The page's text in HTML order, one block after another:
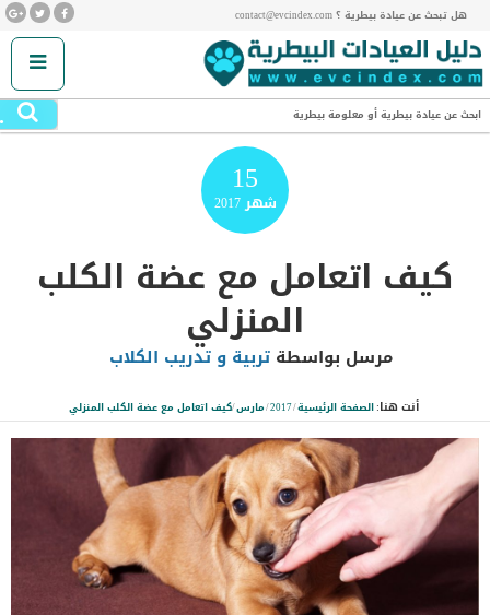
هل تبحث عن عيادة بيطرية ؟ contact@evcindex.com
ابحث عن عيادة بيطرية أو معلومة بيطرية
15
شهر2017
كيف اتعامل مع عضة الكلب
المنزلي
مرسل بواسطةتربية و تدريب الكلاب
أنت هنا:الصفحة الرئيسية/
2017
/مارس/كيف اتعامل مع عضة الكلب المنزلي